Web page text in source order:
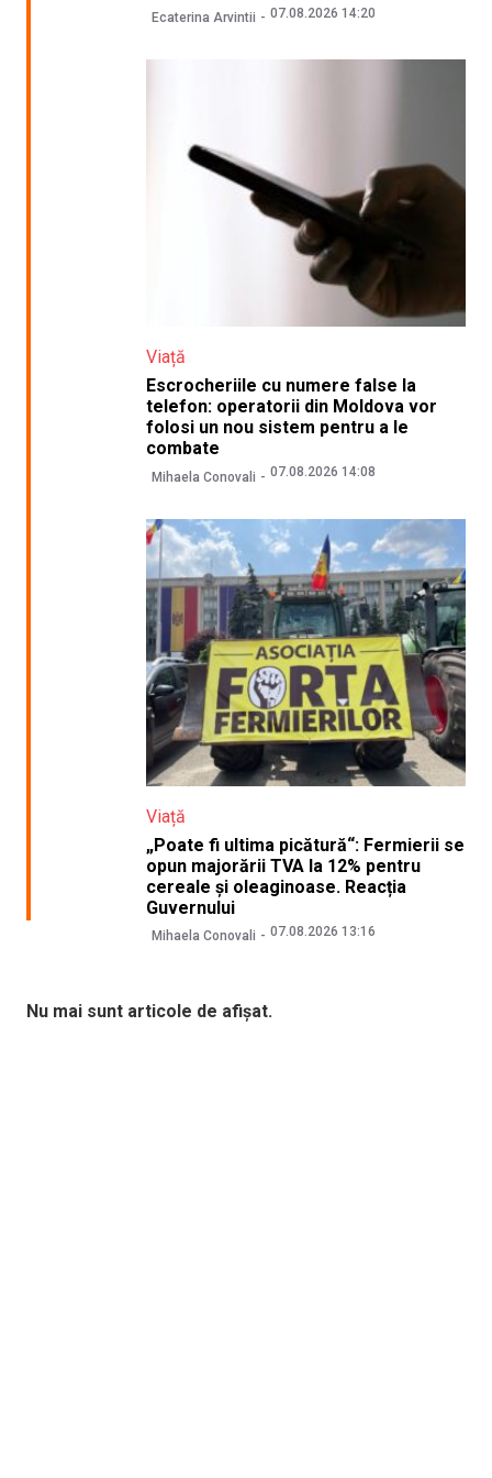
Ecaterina Arvintii 07.08.2026 14:20
Viață
Escrocheriile cu numere false la
telefon: operatorii din Moldova vor
folosi un nou sistem pentru a le
combate
Mihaela Conovali 07.08.2026 14:08
Viață
„Poate fi ultima picătură“: Fermierii se
opun majorării TVA la 12% pentru
cereale și oleaginoase. Reacția
Guvernului
Mihaela Conovali 07.08.2026 13:16
Nu mai sunt articole de afișat.